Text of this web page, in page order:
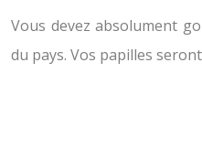
Vous devez absolument
du pays. Vos papilles